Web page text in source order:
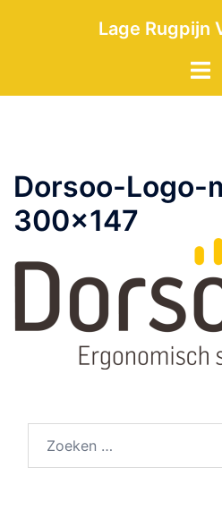
Lage Rugpijn
Dorsoo-Logo-
300×147